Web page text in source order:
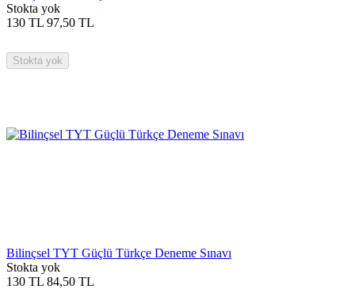
Stokta yok
130 TL 97,50 TL
Stokta yok
Bilinçsel TYT Güçlü Türkçe Deneme Sınavı
Stokta yok
130 TL 84,50 TL